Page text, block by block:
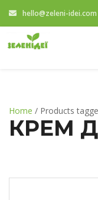
hello@zeleni-idei.com
Home / Products
КРЕМ